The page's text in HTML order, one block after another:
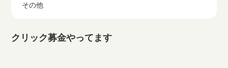
その他
クリック募金やってます